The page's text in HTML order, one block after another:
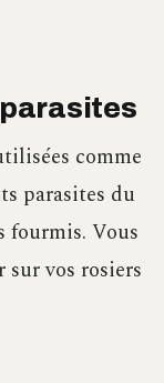
comme
parasites du
fourmis. Vous
sur vos rosiers